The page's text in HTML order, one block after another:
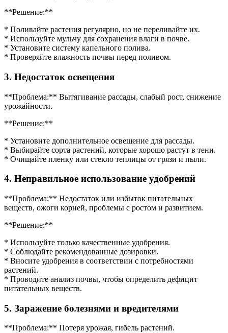
**Решение:**
* Поливайте растения регулярно, но не переливайте их.
* Используйте мульчу для сохранения влаги в почве.
* Установите систему капельного полива.
* Проверяйте влажность почвы перед поливом.
3. Недостаток освещения
**Проблема:** Вытягивание рассады, слабый рост, снижение
урожайности.
**Решение:**
* Установите дополнительное освещение для рассады.
* Выбирайте сорта растений, которые хорошо растут в тени.
* Очищайте пленку или стекло теплицы от грязи и пыли.
4. Неправильное использование удобрений
**Проблема:** Недостаток или избыток питательных
веществ, ожоги корней, проблемы с ростом и развитием.
**Решение:**
* Используйте только качественные удобрения.
* Соблюдайте рекомендованные дозировки.
* Вносите удобрения в соответствии с потребностями
растений.
* Проводите анализ почвы, чтобы определить дефицит
питательных веществ.
5. Заражение болезнями и вредителями
**Проблема:** Потеря урожая, гибель растений.